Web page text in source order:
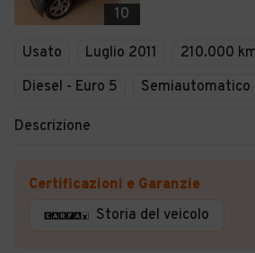
10
Usato Luglio 2011
210.000
Diesel - Euro 5
Semiautomatico
Descrizione
Certificazioni e Garanzie
Storia del veicolo